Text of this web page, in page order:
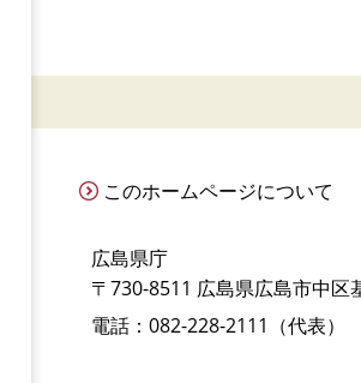
このホームページについて
広島県庁
〒730-8511 広島県広島市中区
電話：082-228-2111（代表）